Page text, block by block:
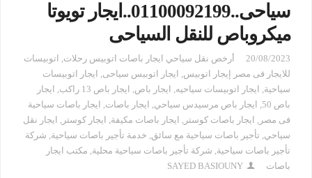
سياحى..01100092199..ايجار تويوتا
ميكروباص للنقل السياحى
20/08/2023 أرخص نقل سياحي ايجار باصات اتوبيس رحلات, اتوبيسات
للايجار فى مصر إيجار اتوبيس, ايجار اتوبيس سياحى, ايجار اتوبيسات
سياحية, ايجار اتوبيسات سياحيه, ايجار باص, ايجار باص 13 راكب , ايجار
باص 50
, ايجار باص مرسيدس سياحي, ايجار باصات, ايجار باصات سياحية
فى مصر , ايجار باصات كوستر , ايجار باصات مكيفة, ايجار كوستر , ايجار نقل
سياحي, تأجير باصات سياحية مع سائق, خدمة تأجير باصات سياحية, شركة
تأجير باصات سياحية, شركة تأجير باصات سياحية محلية, مكتب ايجار
باصات
SAYED BASIOUNY